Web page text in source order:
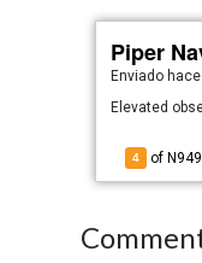
Piper
Enviado
Elevated
4 of